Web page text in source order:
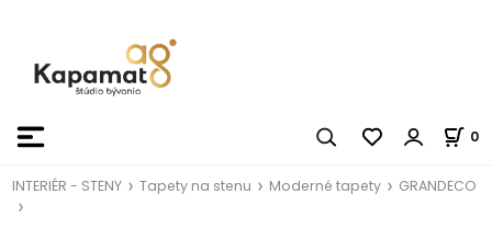
0
INTERIÉR - STENY Tapety na stenu Moderné tapety GRANDECO